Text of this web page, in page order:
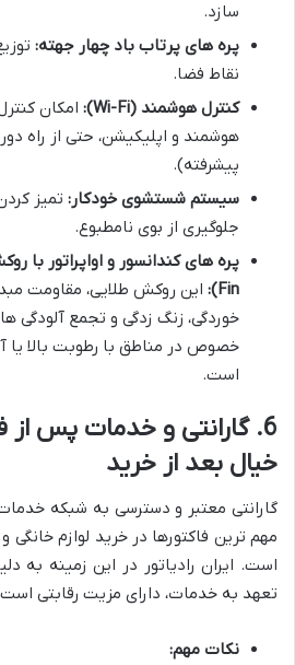
سازد.
پره های پرتاب باد چهار جهته:
نقاط فضا.
کنترل هوشمند (Wi-Fi):
امکان
هوشمند و اپلیکیشن، حتی از راه
پیشرفته).
سیستم شستشوی خودکار: تمیز
جلوگیری از بوی نامطبوع.
Fin):
این روکش طلایی، مقاومت
خوردگی، زنگ زدگی و تجمع آلودگی
خصوص در مناطق با رطوبت بالا یا
است.
6. گارانتی و خدمات پس
خیال بعد از خرید
گارانتی معتبر و دسترسی به شبکه
مهم ترین فاکتورها در خرید لوازم
است. ایران رادیاتور در این زمینه به
تعهد به خدمات، دارای مزیت رقابتی
نکات مهم: